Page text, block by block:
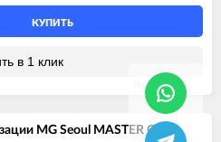
КУПИТЬ
в 1 клик
MG Seoul MASTER GAS